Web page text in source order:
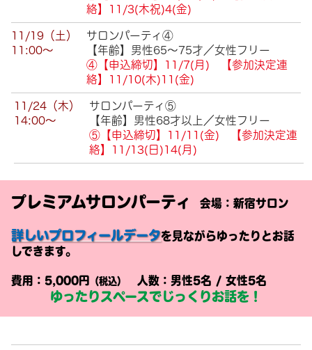
絡】11/3(木祝)4(金)
11/19（土）
11:00～
サロンパーティ④
【年齢】男性65～75才／女性フリー
④【申込締切】11/7(月) 【参加決定連
絡】11/10(木)11(金)
11/24（木）
14:00～
サロンパーティ⑤
【年齢】男性68才以上／女性フリー
⑤【申込締切】11/11(金) 【参加決定連
絡】11/13(日)14(月)
プレミアムサロンパーティ 会場：新宿サロン
詳しいプロフィールデータを見ながらゆったりとお話
しできます。
費用：5,000円 （税込） 人数：男性5名 / 女性5名
ゆったりスペースでじっくりお話を！